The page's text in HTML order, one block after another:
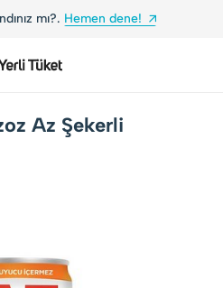
mı?. Hemen dene!
Az Şekerli